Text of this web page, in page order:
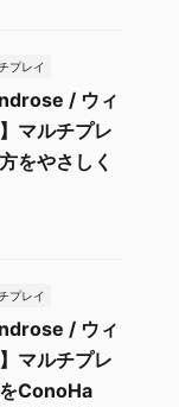
プレイ
/ ウィ
マルチプレ
をやさしく
プレイ
/ ウィ
マルチプレ
ConoHa